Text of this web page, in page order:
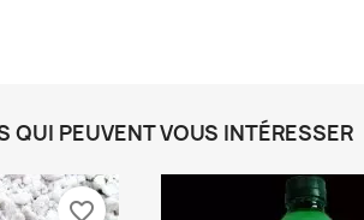
QUI PEUVENT VOUS INTÉRESSER
favorite_border